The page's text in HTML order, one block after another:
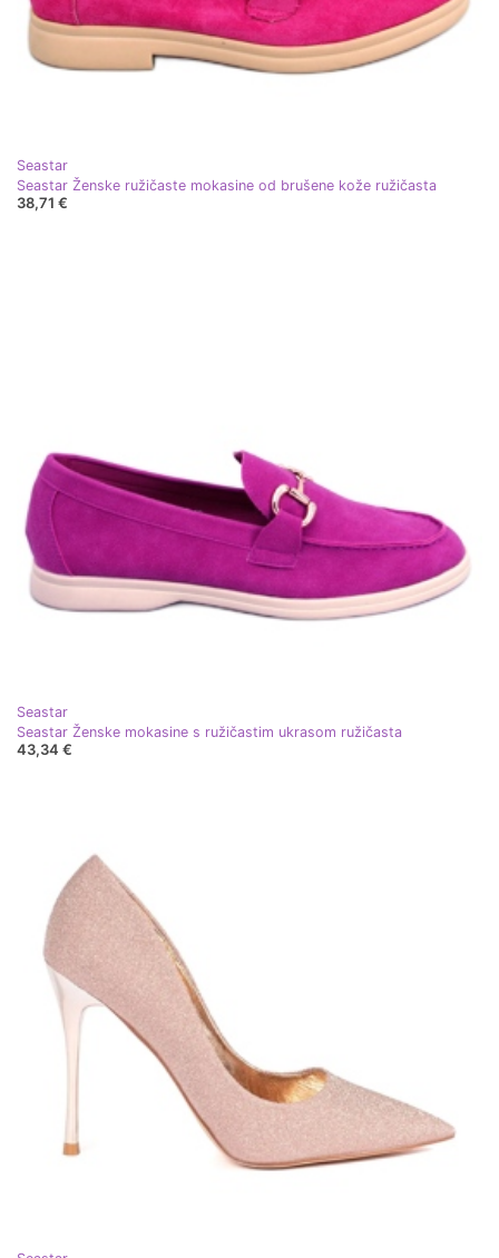
Seastar
Seastar Ženske ružičaste mokasine od brušene kože ružičasta
38,71 €
Seastar
Seastar Ženske mokasine s ružičastim ukrasom ružičasta
43,34 €